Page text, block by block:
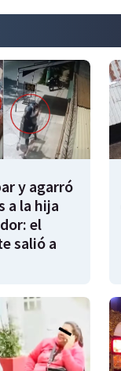
y agarró
a la hija
el
salió a